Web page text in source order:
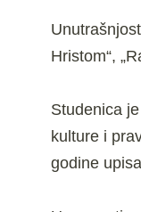
Hristom“,
Studenica
kulture i
godine